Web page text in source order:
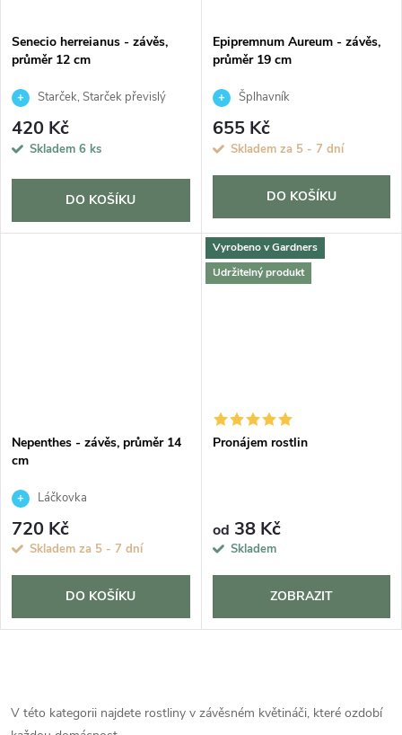
Senecio herreianus - závěs,
průměr 12 cm
Starček, Starček převislý
420 Kč
Skladem 6 ks
DO KOŠÍKU
Epipremnum Aureum - závěs,
průměr 19 cm
Šplhavník
655 Kč
Skladem za 5 - 7 dní
DO KOŠÍKU
Nepenthes - závěs, průměr 14
cm
Láčkovka
720 Kč
Skladem za 5 - 7 dní
DO KOŠÍKU
Vyrobeno v Gardners
Udržitelný produkt
Pronájem rostlin
od 38 Kč
Skladem
ZOBRAZIT
v
V této kategorii najdete rostliny v závěsném květináči, které ozdobí